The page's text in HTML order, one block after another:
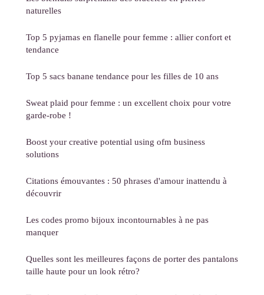
naturelles
Top 5 pyjamas en flanelle pour femme : allier confort et
tendance
Top 5 sacs banane tendance pour les filles de 10 ans
Sweat plaid pour femme : un excellent choix pour votre
garde-robe !
Boost your creative potential using ofm business
solutions
Citations émouvantes : 50 phrases d'amour inattendu à
découvrir
Les codes promo bijoux incontournables à ne pas
manquer
Quelles sont les meilleures façons de porter des pantalons
taille haute pour un look rétro?